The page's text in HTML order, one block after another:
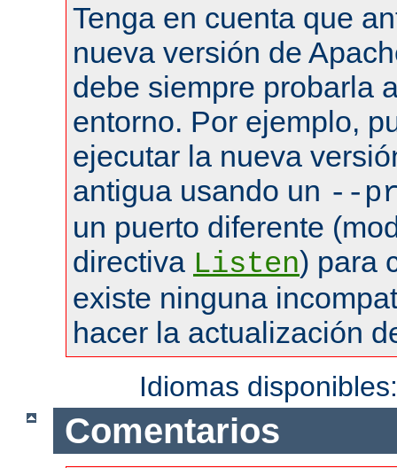
Tenga en cuenta que
nueva versión de
debe siempre probarla
entorno. Por ejemplo,
ejecutar la nueva
antigua usando un --
un puerto diferente
directiva Listen) para
existe ninguna
hacer la actualización
Idiomas
Comentarios